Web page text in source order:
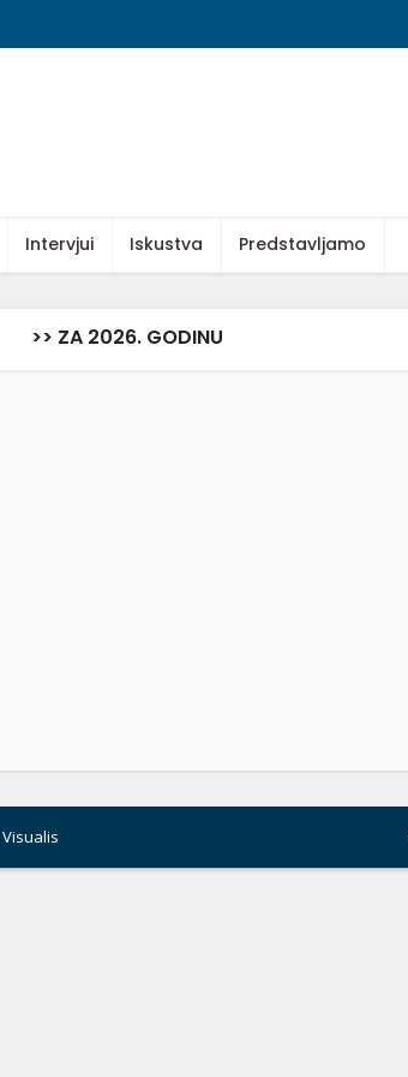
Intervjui Iskustva Predstavljamo
>> ZA 2026. GODINU
Visualis